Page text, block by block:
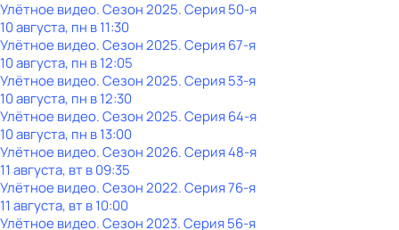
Улётное видео. Сезон 2025. Серия 50-я
10 августа, пн в 11:30
Улётное видео. Сезон 2025. Серия 67-я
10 августа, пн в 12:05
Улётное видео. Сезон 2025. Серия 53-я
10 августа, пн в 12:30
Улётное видео. Сезон 2025. Серия 64-я
10 августа, пн в 13:00
Улётное видео. Сезон 2026. Серия 48-я
11 августа, вт в 09:35
Улётное видео. Сезон 2022. Серия 76-я
11 августа, вт в 10:00
Улётное видео. Сезон 2023. Серия 56-я